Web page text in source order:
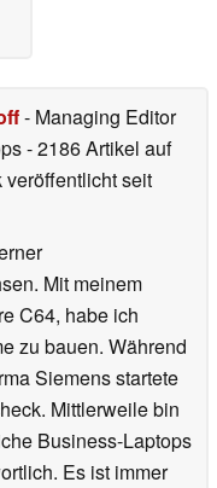
- Managing Editor
- 2186 Artikel auf
veröffentlichtseit
Mit meinem
C64, habe ich
zu bauen. Während
Siemens startete
Mittlerweile bin
Business-Laptops
Es ist immer